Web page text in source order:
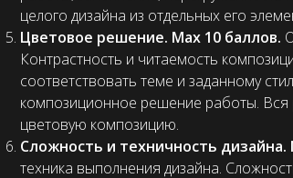
целого дизайна из отдельных его
Цветовое решение. Max 10 баллов.
Контрастность и читаемость
соответствовать теме и заданному
композиционное решение работы. Вся
цветовую композицию.
Сложность и техничность дизайна.
техника выполнения дизайна.